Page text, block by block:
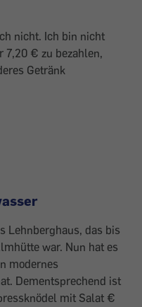
nicht. Ich bin nicht
7,20 € zu bezahlen,
Getränk
Lehnberghaus, das bis
war. Nun hat es
modernes
Dementsprechend ist
mit Salat €